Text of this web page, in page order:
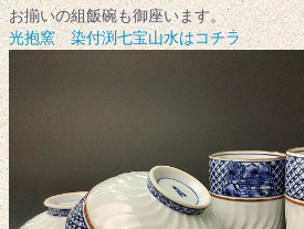
お揃いの組飯碗も御座います。
光抱窯 染付渕七宝山水はコチラ